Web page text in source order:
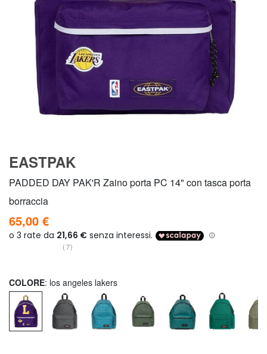
EASTPAK
PADDED DAY PAK'R Zaino porta PC 14" con tasca porta
borraccia
65,00 €
(7)
COLORE: los angeles lakers